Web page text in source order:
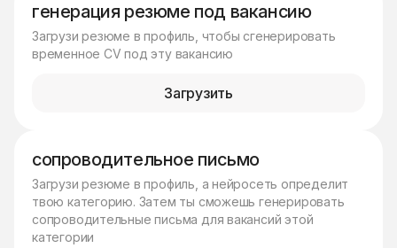
генерация резюме под вакансию
Загрузи резюме в профиль, чтобы сгенерировать
временное CV под эту вакансию
Загрузить
сопроводительное письмо
Загрузи резюме в профиль, а нейросеть определит
твою категорию. Затем ты сможешь генерировать
сопроводительные письма для вакансий этой
категории